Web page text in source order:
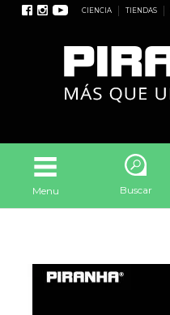
CIENCIA TIENDAS
Menu Buscar